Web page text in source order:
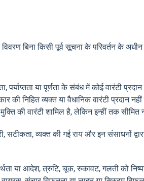
बिना किसी पूर्व सूचना के परिवर्तन के
पर्याप्तता या पूर्णता के संबंध में कोई वारंटी
की निहित व्यक्त या वैधानिक वारंटी प्रदान
की वारंटी शामिल है, लेकिन इन्हीं तक
व्यक्त की गई राय और इन संसाधनों
या आदेश, त्रुटि, चूक, रुकावट, गलती को